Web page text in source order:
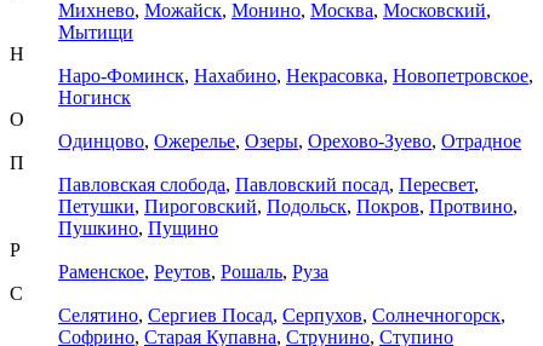
Михнево, Можайск, Монино, Москва, Московский,
Мытищи
Н
Наро-Фоминск, Нахабино, Некрасовка, Новопетровское,
Ногинск
О
Одинцово, Ожерелье, Озеры, Орехово-Зуево, Отрадное
П
Павловская слобода, Павловский посад, Пересвет,
Петушки, Пироговский, Подольск, Покров, Протвино,
Пушкино, Пущино
Р
Раменское, Реутов, Рошаль, Руза
С
Селятино, Сергиев Посад, Серпухов, Солнечногорск,
Софрино, Старая Купавна, Струнино, Ступино